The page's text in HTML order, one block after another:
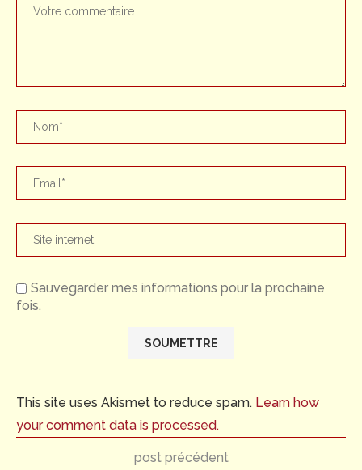
Sauvegarder mes informations pour la prochaine
fois.
This site uses Akismet to reduce spam. Learn how
your comment data is processed.
post précédent